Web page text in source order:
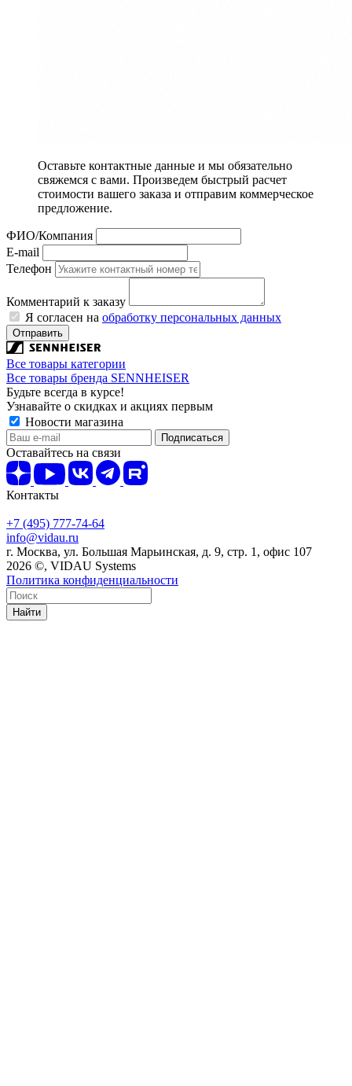
Оставьте контактные данные и мы обязательно
свяжемся с вами. Произведем быстрый расчет
стоимости вашего заказа и отправим коммерческое
предложение.
ФИО/Компания
E-mail
Телефон
Комментарий к заказу
Я согласен на обработку персональных данных
Отправить
Все товары категории
Все товары бренда SENNHEISER
Будьте всегда в курсе!
Узнавайте о скидках и акциях первым
Новости магазина
Оставайтесь на связи
Контакты
+7 (495) 777-74-64
info@vidau.ru
г. Москва, ул. Большая Марьинская, д. 9, стр. 1, офис 107
2026 ©, VIDAU Systems
Политика конфиденциальности
Найти